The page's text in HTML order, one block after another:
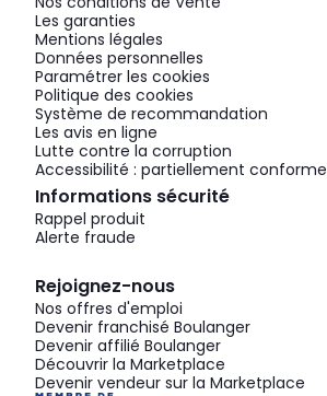
Les garanties
Mentions légales
Données personnelles
Paramétrer les cookies
Politique des cookies
Système de recommandation
Les avis en ligne
Lutte contre la corruption
Accessibilité : partiellement conforme
Informations sécurité
Rappel produit
Alerte fraude
Rejoignez-nous
Nos offres d'emploi
Devenir franchisé Boulanger
Devenir affilié Boulanger
Découvrir la Marketplace
Devenir vendeur sur la Marketplace